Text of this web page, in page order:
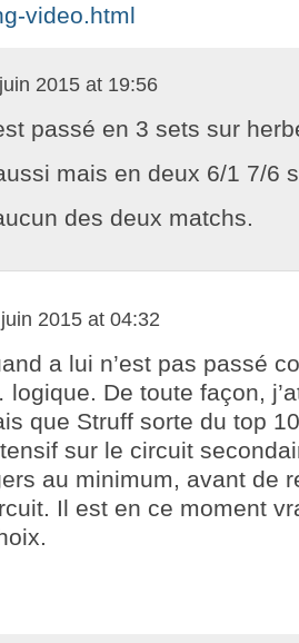
video.html
2015 at 19:56
passé en 3 sets sur
mais en deux 6/1 7/6
des deux matchs.
2015 at 04:32
a lui n’est pas passé
De toute façon,
que Struff sorte du top
sur le circuit
au minimum, avant de
Il est en ce moment